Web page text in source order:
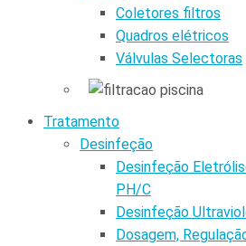
Coletores filtros
Quadros elétricos
Válvulas Selectoras
Tratamento
Desinfeção
Desinfeção
PH/C
Desinfeção
Dosagem,